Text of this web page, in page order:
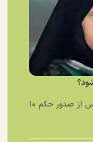
پرونده جنجالی «کلثوم اکبری» پس از صدور حکم ۱۰